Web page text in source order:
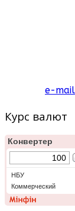
e-mail
Курс валют